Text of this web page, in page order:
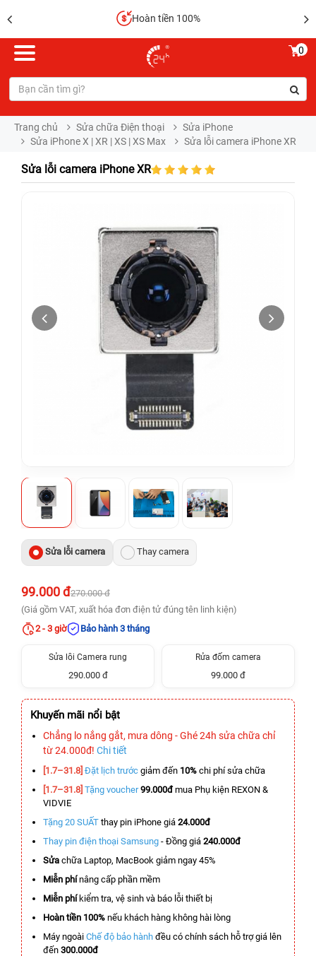
Hoàn tiền 100%
0
Trang chủ Sửa chữa Điện thoại
Sửa iPhone
Sửa iPhone X | XR | XS | XS Max
Sửa lỗi camera iPhone XR
Sửa lỗi camera iPhone XR
Sửa lỗi camera Thay camera
99.000 đ270.000 đ
(Giá gồm VAT, xuất hóa đơn điện tử đúng tên linh kiện)
2 - 3 giờ
Bảo hành 3 tháng
Sửa lỗi Camera rung
290.000 đ
Rửa đốm camera
99.000 đ
Khuyến mãi nổi bật
Chẳng lo nắng gắt, mưa dông - Ghé 24h sửa chữa chỉ
từ 24.000đ! Chi tiết
[1.7–31.8] Đặt lịch trước giảm đến 10% chi phí sửa chữa
[1.7–31.8] Tặng voucher 99.000đmua Phụ kiện REXON &
VIDVIE
Tặng 20 SUẤT thay pin iPhone giá 24.000đ
Thay pin điện thoại Samsung - Đồng giá 240.000đ
Sửa chữa Laptop, MacBook giảm ngay 45%
Miễn phínâng cấp phần mềm
Miễn phíkiểm tra, vệ sinh và báo lỗi thiết bị
Hoàn tiền 100% nếu khách hàng không hài lòng
Máy ngoài Chế độ bảo hành đều có chính sách hỗ trợ giá lên
đến 300.000đ